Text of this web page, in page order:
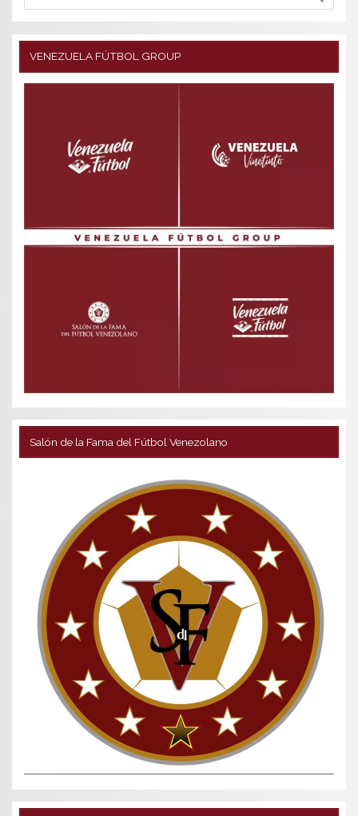
VENEZUELA FÚTBOL GROUP
Salón de la Fama del Fútbol Venezolano